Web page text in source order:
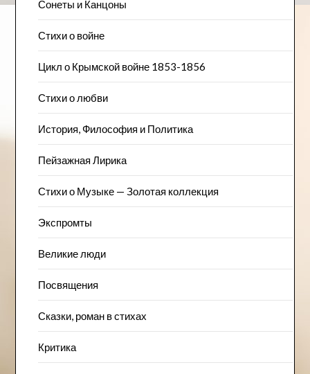
Сонеты и Канцоны
Стихи о войне
Цикл о Крымской войне 1853-1856
Стихи о любви
История, Философия и Политика
Пейзажна​я Лирика
Стихи о Музыке — Золотая коллекция
Экспромты
Великие люди
Посвящения
Сказки, роман в стихах
Критика